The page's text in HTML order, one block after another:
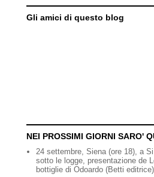
Gli amici di questo blog
NEI PROSSIMI GIORNI SARO'
24 settembre, Siena (ore 18), a
sotto le logge, presentazione de
bottiglie di Odoardo (Betti editrice)